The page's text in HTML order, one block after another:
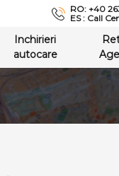
RO: +40
ES : Call
Inchirieri
autocare